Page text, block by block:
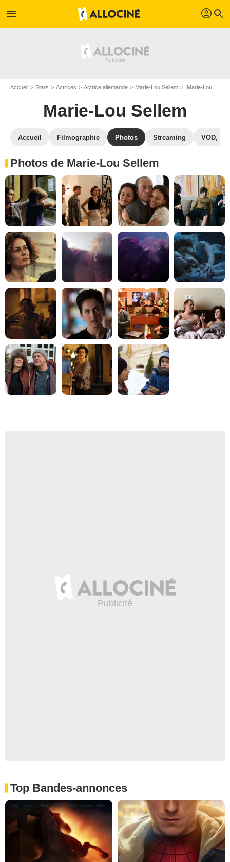
menu profil search
Accueil Stars Actrices Actrice allemande Marie-Lou Sellem Marie-Lou Sellem : Photos de ses films et séries
Marie-Lou Sellem
Accueil Filmographie Photos Streaming VOD,
Photos de Marie-Lou Sellem
Top Bandes-annonces